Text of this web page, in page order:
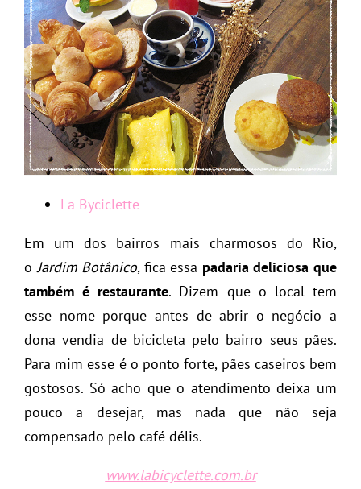
La Byciclette
Em um dos bairros mais charmosos do Rio,
oJardim Botânico, fica essa padaria deliciosa que
também é restaurante. Dizem que o local tem
esse nome porque antes de abrir o negócio a
dona vendia de bicicleta pelo bairro seus pães.
Para mim esse é o ponto forte, pães caseiros bem
gostosos. Só acho que o atendimento deixa um
pouco a desejar, mas nada que não seja
compensado pelo café délis.
www.labicyclette.com.br